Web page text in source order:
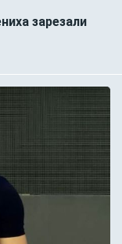
зарезали